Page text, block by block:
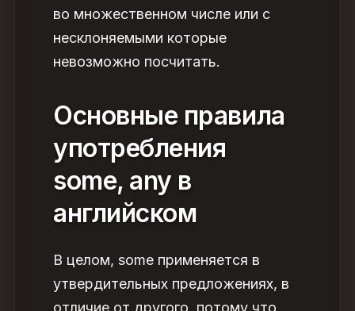
во множественном числе или с
несклоняемыми которые
невозможно посчитать.
Основные правила
употребления
some, any в
английском
В целом, some применяется в
утвердительных предложениях, в